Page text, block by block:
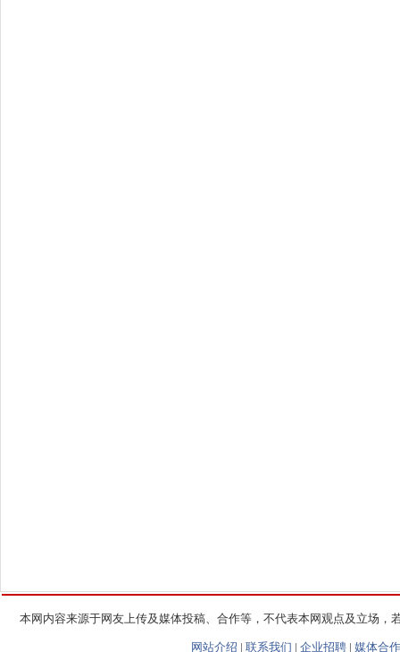
本网内容来源于网友上传及媒体投稿、合作等，不代表本网观点及立场
网站介绍 | 联系我们 | 企业招聘 | 媒体合作